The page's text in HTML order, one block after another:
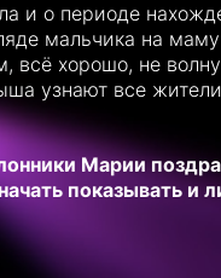
и о периоде
мальчика на
всё хорошо, не
узнают все
Марии
показывать и